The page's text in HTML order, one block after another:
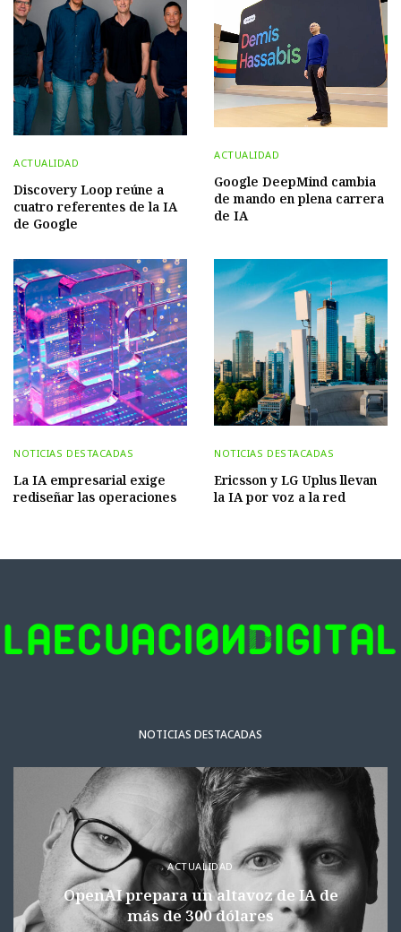
ACTUALIDAD
Discovery Loop reúne a
cuatro referentes de la IA
de Google
ACTUALIDAD
Google DeepMind cambia
de mando en plena carrera
de IA
NOTICIAS DESTACADAS
La IA empresarial exige
rediseñar las operaciones
NOTICIAS DESTACADAS
Ericsson y LG Uplus llevan
la IA por voz a la red
NOTICIAS DESTACADAS
ACTUALIDAD
OpenAI prepara un altavoz de IA de
más de 300 dólares